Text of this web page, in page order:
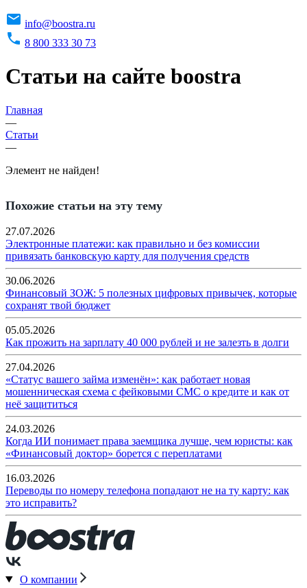
info@boostra.ru
8 800 333 30 73
Статьи на сайте boostra
Главная
—
Статьи
—
Элемент не найден!
Похожие статьи на эту тему
27.07.2026
Электронные платежи: как правильно и без комиссии
привязать банковскую карту для получения средств
30.06.2026
Финансовый ЗОЖ: 5 полезных цифровых привычек, которые
сохранят твой бюджет
05.05.2026
Как прожить на зарплату 40 000 рублей и не залезть в долги
27.04.2026
«Статус вашего займа изменён»: как работает новая
мошенническая схема с фейковыми СМС о кредите и как от
неё защититься
24.03.2026
Когда ИИ понимает права заемщика лучше, чем юристы: как
«Финансовый доктор» борется с переплатами
16.03.2026
Переводы по номеру телефона попадают не на ту карту: как
это исправить?
О компании